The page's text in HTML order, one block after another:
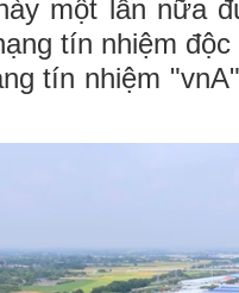
một lần nữa
tín nhiệm
tín nhiệm